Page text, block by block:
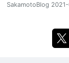
SakamotoBlog